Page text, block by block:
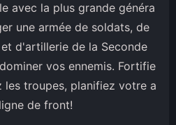
avec la plus grande généra
une armée de soldats, de
d'artillerie de la Seconde
vos ennemis. Fortifie
les troupes, planifiez votre a
de front!